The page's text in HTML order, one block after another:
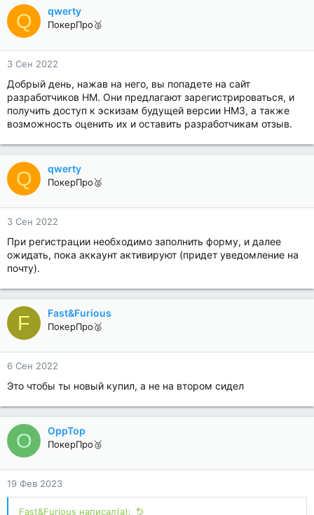
Q qwerty
ПокерПро🥈
3 Сен 2022
Добрый день, нажав на него, вы попадете на сайт
разработчиков HM. Они предлагают зарегистрироваться, и
получить доступ к эскизам будущей версии HM3, а также
возможность оценить их и оставить разработчикам отзыв.
Q qwerty
ПокерПро🥈
3 Сен 2022
При регистрации необходимо заполнить форму, и далее
ожидать, пока аккаунт активируют (придет уведомление на
почту).
F Fast&Furious
ПокерПро🥈
6 Сен 2022
Это чтобы ты новый купил, а не на втором сидел
O OppTop
ПокерПро🥉
19 Фев 2023
Fast&Furious написал(а):